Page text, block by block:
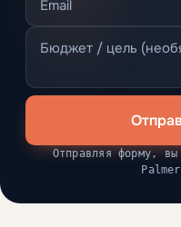
Отправляя форму,